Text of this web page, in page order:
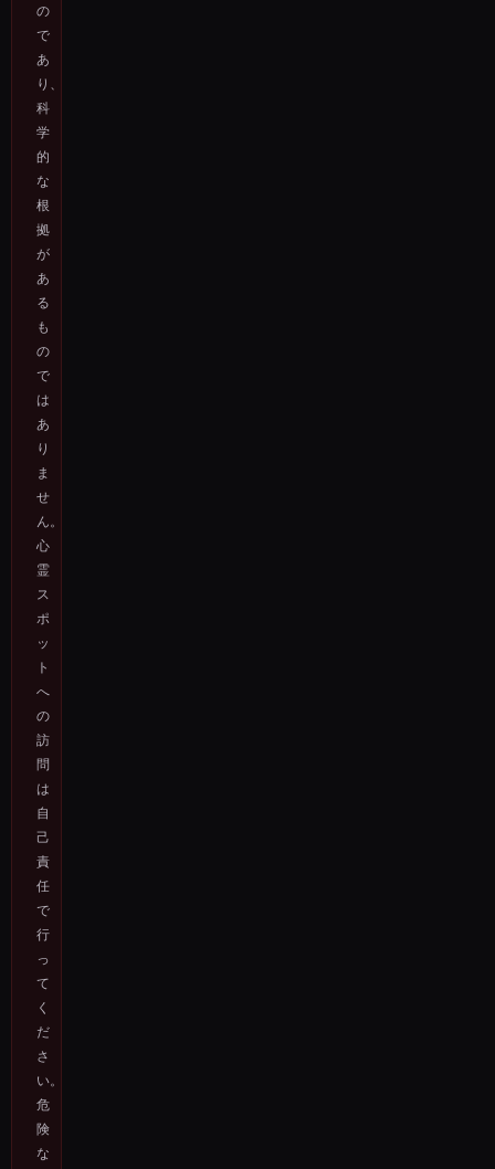
の
で
あ
り、
科
学
的
な
根
拠
が
あ
る
も
の
で
は
あ
り
ま
せ
ん。
心
霊
ス
ポ
ッ
ト
へ
の
訪
問
は
自
己
責
任
で
行
っ
て
く
だ
さ
い。
危
険
な